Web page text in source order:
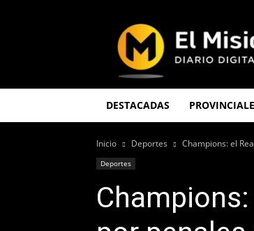
DESTACADAS
Inicio Deportes Champions: el
Deportes